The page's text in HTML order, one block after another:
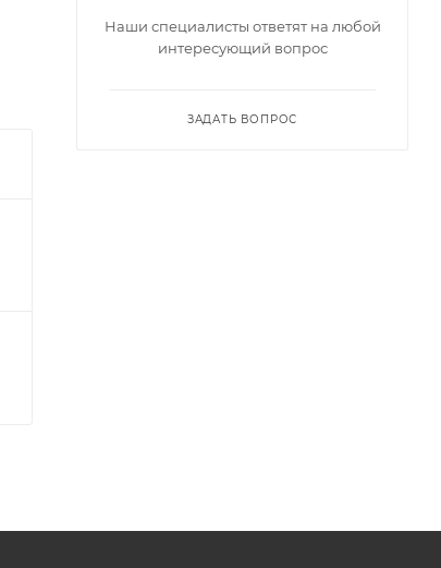
Наши специалисты ответят на любой
интересующий вопрос
ЗАДАТЬ ВОПРОС